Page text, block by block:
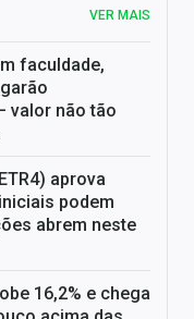
VER MAIS
faculdade,
valor não tão
aprova
podem
abrem neste
16,2% e chega